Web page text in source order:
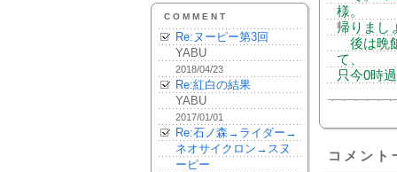
COMMENT
Re:ヌーピー第3回
YABU
2018/04/23
Re:紅白の結果
YABU
2017/01/01
Re:石ノ森→ライダー→
ネオサイクロン→スヌ
ーピー
様。
帰りまし
後は晩
て、
只今0時
コメント